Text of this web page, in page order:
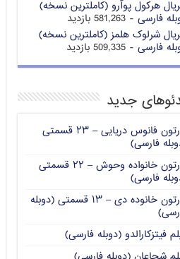
هرکول پوآرو (کاملترین نسخه)
فارسی - 581,263 بازدید
شرلوک هلمز (کاملترین نسخه)
فارسی - 509,335 بازدید
جدید
کارتون فانوس دریایی – ۲۳ قسمتی
فارسی)
کارتون خانواده وحوش – ۲۲ قسمتی
فارسی)
کارتون خانوده دی – ۱۳ قسمتی (دوبله
فیتزکارالدو (دوبله فارسی)